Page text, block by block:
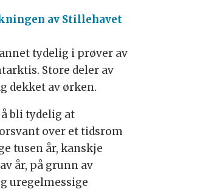
av Stillehavet
tydelig i prøver av
Store deler av
dekket av ørken.
bli tydelig at
over et tidsrom
tusen år, kanskje
år, på grunn av
uregelmessige